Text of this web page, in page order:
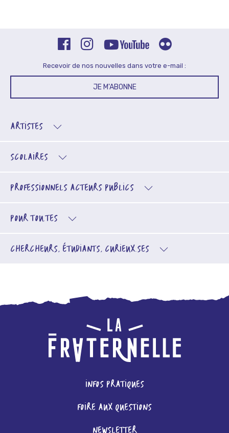
Recevoir de nos nouvelles dans votre e-mail :
JE M'ABONNE
ARTISTES
SCOLAIRES
PROFESSIONNELS ACTEURS PUBLICS
POUR TOU.TES
CHERCHEURS, ÉTUDIANTS, CURIEUX.SES
INFOS PRATIQUES
FOIRE AUX QUESTIONS